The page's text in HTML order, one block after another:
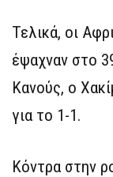
Τελικά, οι
έψαχναν στο
Κανούς, ο
για το 1-1.
Κόντρα στην